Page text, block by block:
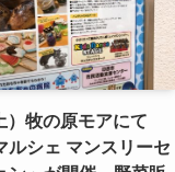
）牧の原モアにて
ルシェ マンスリーセ